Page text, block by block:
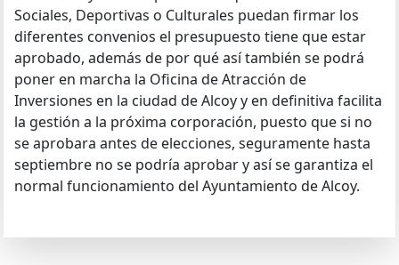
Sociales, Deportivas o Culturales puedan firmar los
diferentes convenios el presupuesto tiene que estar
aprobado, además de por qué así también se podrá
poner en marcha la Oficina de Atracción de
Inversiones en la ciudad de Alcoy y en definitiva facilita
la gestión a la próxima corporación, puesto que si no
se aprobara antes de elecciones, seguramente hasta
septiembre no se podría aprobar y así se garantiza el
normal funcionamiento del Ayuntamiento de Alcoy.